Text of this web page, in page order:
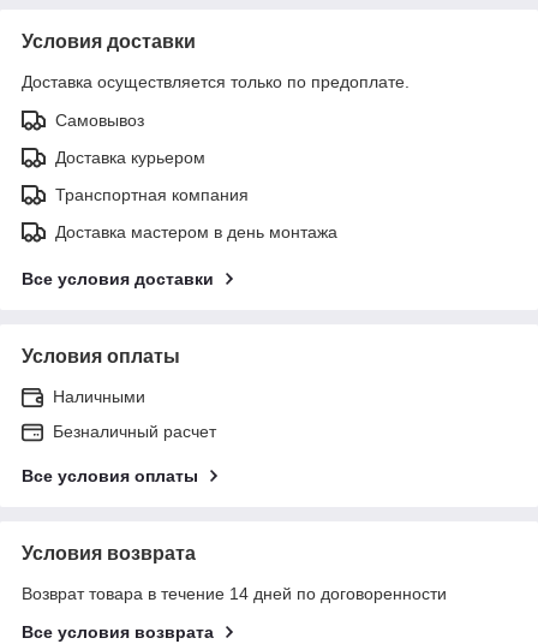
Условия доставки
Доставка осуществляется только по предоплате.
Самовывоз
Доставка курьером
Транспортная компания
Доставка мастером в день монтажа
Все условия доставки
Условия оплаты
Наличными
Безналичный расчет
Все условия оплаты
Условия возврата
Возврат товара в течение 14 дней по договоренности
Все условия возврата